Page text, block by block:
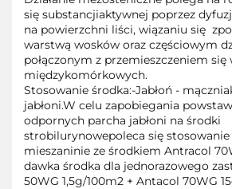
się substancjiaktywnej poprzez
na powierzchni liści, wiązaniu się
warstwą wosków oraz częściowym
połączonym z przemieszczeniem
międzykomórkowych.
Stosowanie środka:-Jabłoń -
jabłoni.W celu zapobiegania
odpornych parcha jabłoni na środki
strobilurynowepoleca się
mieszaninie ze środkiem Antracol
dawka środka dla jednorazowego
50WG 1,5g/100m2 + Antacol 70WG